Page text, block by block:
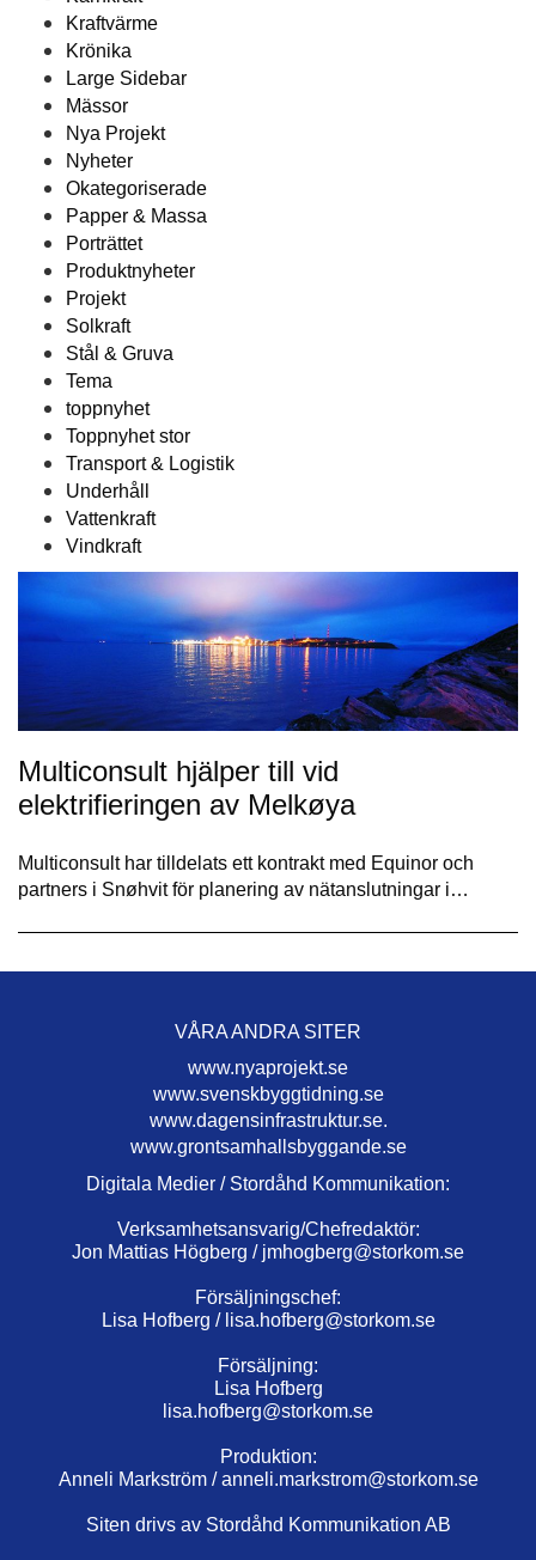
Kraftvärme
Krönika
Large Sidebar
Mässor
Nya Projekt
Nyheter
Okategoriserade
Papper & Massa
Porträttet
Produktnyheter
Projekt
Solkraft
Stål & Gruva
Tema
toppnyhet
Toppnyhet stor
Transport & Logistik
Underhåll
Vattenkraft
Vindkraft
Multiconsult hjälper till vid
elektrifieringen av Melkøya
Multiconsult har tilldelats ett kontrakt med Equinor och
partners i Snøhvit för planering av nätanslutningar i…
VÅRA ANDRA SITER
www.nyaprojekt.se
www.svenskbyggtidning.se
www.dagensinfrastruktur.se.
www.grontsamhallsbyggande.se
Digitala Medier / Stordåhd Kommunikation:
Verksamhetsansvarig/Chefredaktör:
Jon Mattias Högberg / jmhogberg@storkom.se
Försäljningschef:
Lisa Hofberg / lisa.hofberg@storkom.se
Försäljning:
Lisa Hofberg
lisa.hofberg@storkom.se
Produktion:
Anneli Markström /anneli.markstrom@storkom.se
Siten drivs av Stordåhd Kommunikation AB